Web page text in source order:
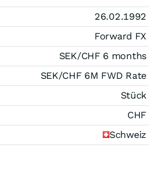
26.02.1992
Forward FX
SEK/CHF 6 months
SEK/CHF 6M FWD Rate
Stück
CHF
Schweiz